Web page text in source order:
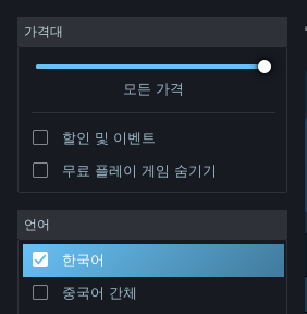
로그인
커뮤니티
정보
지원
가격대
모든 가격
할인 및 이벤트
무료 플레이 게임 숨기기
언어
한국어
중국어 간체
개발자: Zeal Game Studio
정렬 기준 연관성